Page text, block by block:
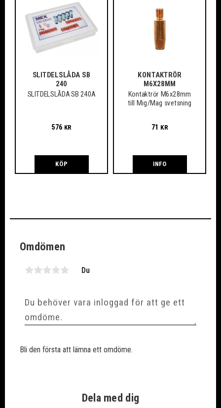
SLITDELSLÅDA SB
240
​SLITDELSLÅDA SB 240A
576 KR
KÖP
KONTAKTRÖR
M6X28MM
Kontaktrör M6x28mm
till Mig/Mag svetsning
71 KR
INFO
Dela med dig
Omdömen
Du
Bli den första att lämna ett omdöme.